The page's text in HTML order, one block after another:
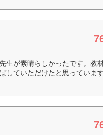
生が素晴らしかったです。教
していただけたと思っています